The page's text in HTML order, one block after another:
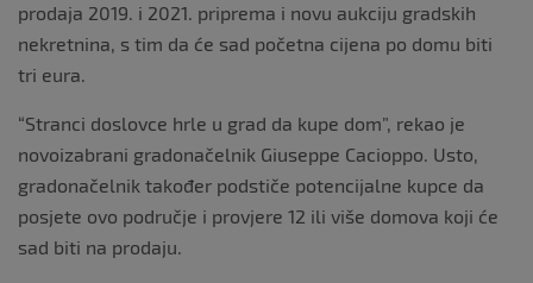
prodaja 2019. i 2021. priprema i novu aukciju gradskih
nekretnina, s tim da će sad početna cijena po domu biti
tri eura.
“Stranci doslovce hrle u grad da kupe dom”, rekao je
novoizabrani gradonačelnik Giuseppe Cacioppo. Usto,
gradonačelnik također podstiče potencijalne kupce da
posjete ovo područje i provjere 12 ili više domova koji će
sad biti na prodaju.